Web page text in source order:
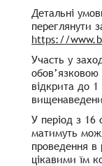
Детальні
переглянути
https://
Участь у
обов’язковою
відкрита до
У період з 16
матимуть
проведення в
цікавими їм